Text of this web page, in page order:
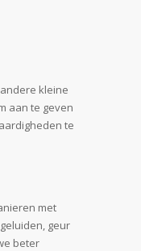
kleine
aan te geven
te
met
geur
beter